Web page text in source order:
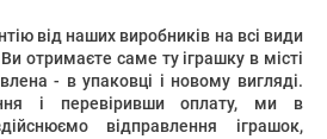
від наших виробників на всі види
отримаєте саме ту іграшку в місті
​​- в упаковці і новому вигляді.
і перевіривши оплату, ми в
відправлення іграшок,